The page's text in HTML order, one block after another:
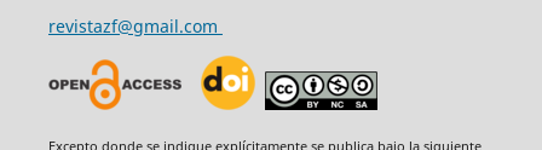
revistazf@gmail.com
Excepto donde se indique explícitamente se publica bajo la siguiente